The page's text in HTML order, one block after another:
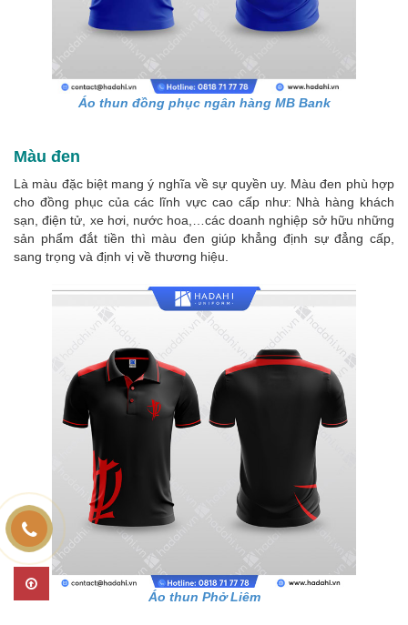
Áo thun đồng phục ngân hàng MB Bank
Màu đen
Là màu đặc biệt mang ý nghĩa về sự quyền uy. Màu đen phù hợp
cho đồng phục của các lĩnh vực cao cấp như: Nhà hàng khách
sạn, điện tử, xe hơi, nước hoa,…các doanh nghiệp sở hữu những
sản phẩm đắt tiền thì màu đen giúp khẳng định sự đẳng cấp,
sang trọng và định vị về thương hiệu.
Áo thun Phở Liêm